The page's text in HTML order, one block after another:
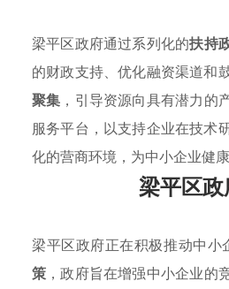
梁平区政府通过系列化的扶持
的财政支持、优化融资渠道和
聚集 ，引导资源向具有潜力
服务平台，以支持企业在技术
化的营商环境，为中小企业健康
梁平区
梁平区政府正在积极推动中
策 ，政府旨在增强中小企业